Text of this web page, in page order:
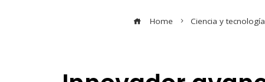
Home Ciencia y tecnología